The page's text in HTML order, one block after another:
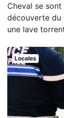
Cheval se
découverte du
une lave
Locales